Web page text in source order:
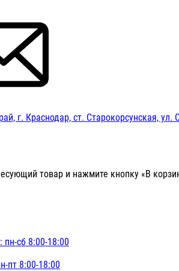
г. Краснодар, ст. Старокорсунская,
товар и нажмите кнопку «В
пн-сб 8:00-18:00
пт 8:00-18:00